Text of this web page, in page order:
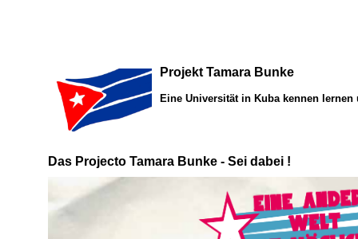
Projekt Tamara Bunke
Eine Universität in Kuba kennen
Das Projecto Tamara Bunke - Sei dabei !